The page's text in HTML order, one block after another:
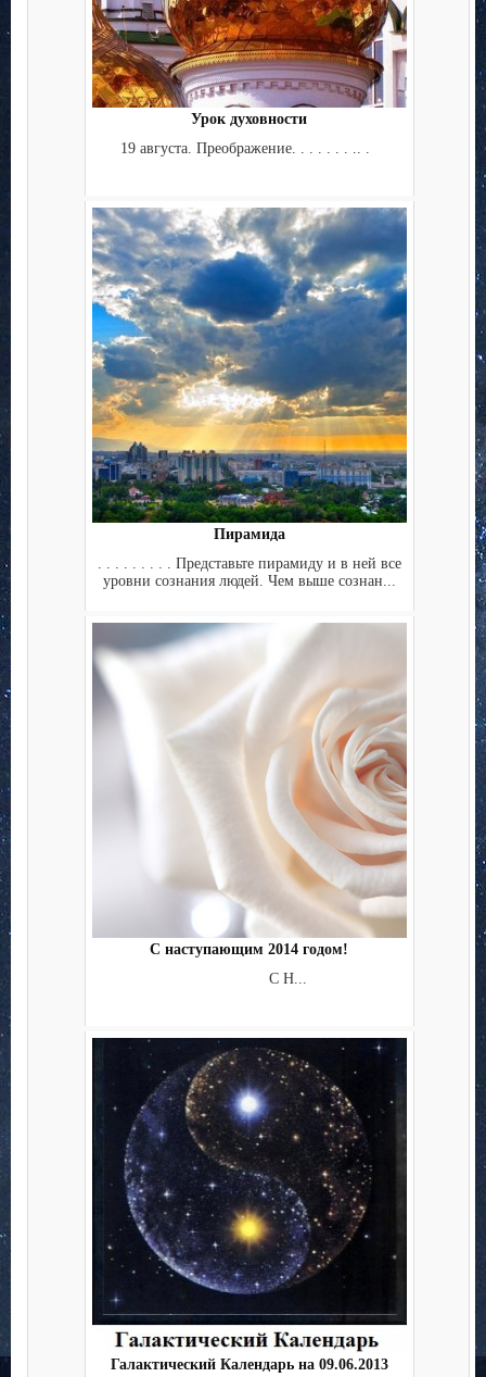
Урок духовности
19 августа. Преображение. . . . . . . .. .
Пирамида
. . . . . . . . . Представьте пирамиду и в ней все
уровни сознания людей. Чем выше сознан...
С наступающим 2014 годом!
С Н...
Галактический Календарь на 09.06.2013